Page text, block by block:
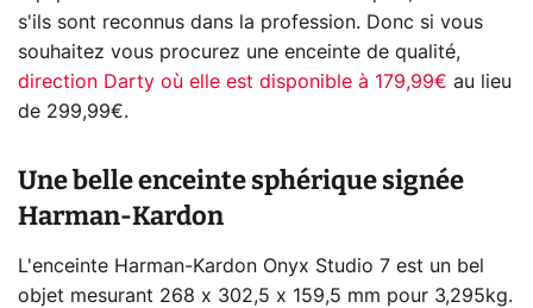
s'ils sont reconnus dans la profession. Donc si vous
souhaitez vous procurez une enceinte de qualité,
direction Darty où elle est disponible à 179,99€ au lieu
de 299,99€.
Une belle enceinte sphérique signée
Harman-Kardon
L'enceinte Harman-Kardon Onyx Studio 7 est un bel
objet mesurant 268 x 302,5 x 159,5 mm pour 3,295kg.